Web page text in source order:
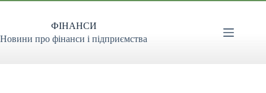
Перейти
ФІНАНСИ
Новини про фінанси і підприємства